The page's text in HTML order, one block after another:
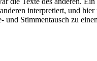
interpretiert, und
Stimmentausch zu